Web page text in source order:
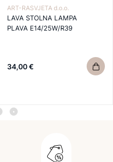
ART-RASVJETA d.o.o.
LAVA STOLNA LAMPA
PLAVA E14/25W/R39
34,00 €